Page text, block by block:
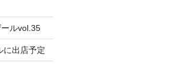
ルvol.35
に出店予定